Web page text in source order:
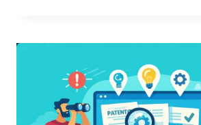
DE
BREVETS
BASÉE
SUR
L'IA